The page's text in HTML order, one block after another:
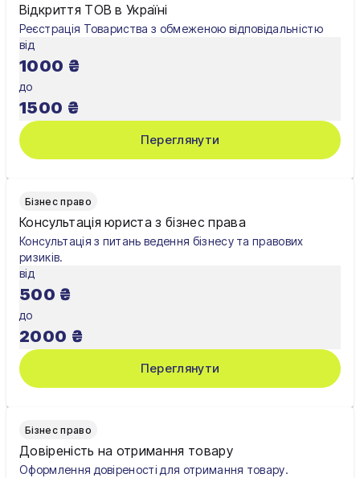
Полтава
Рівне
Ужгород
Умань
Харків
Херсон
Хмельницький
Черкаси
Чернігів
Шостка
Житомир
Відкриття ТОВ в Україні
Реєстрація Товариства з обмеженою відповідальністю
від
1000 ₴
до
1500 ₴
Переглянути
Бізнес право
Консультація юриста з бізнес права
Консультація з питань ведення бізнесу та правових
ризиків.
від
500 ₴
до
2000 ₴
Переглянути
Бізнес право
Довіреність на отримання товару
Оформлення довіреності для отримання товару.